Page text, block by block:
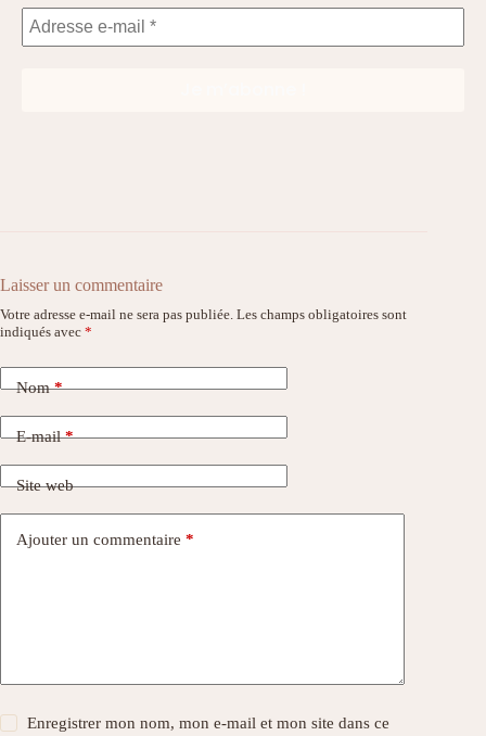
Laisser un commentaire
Votre adresse e-mail ne sera pas publiée. Les champs obligatoires sont
indiqués avec *
Nom*
E-mail*
Site web
Ajouter un commentaire *
Enregistrer mon nom, mon e-mail et mon site dans ce